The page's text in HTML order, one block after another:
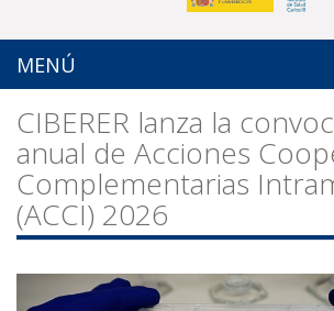
MENÚ
CIBERER lanza la
anual de Acciones
Complementarias
(ACCI) 2026